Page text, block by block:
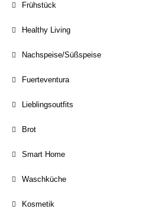
Frühstück
Healthy Living
Nachspeise/Süßspeise
Fuerteventura
Lieblingsoutfits
Brot
Smart Home
Waschküche
Kosmetik